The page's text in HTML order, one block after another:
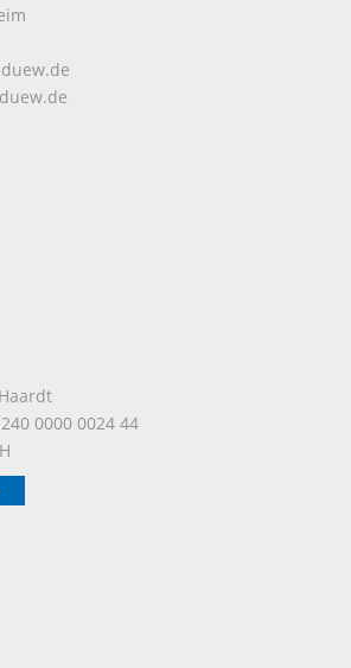
0000 0024 44